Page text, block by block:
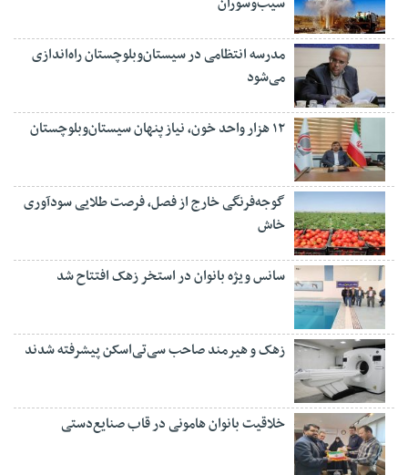
مدرسه انتظامی در سیستان‌وبلوچستان راه‌اندازی
می‌شود
۱۲ هزار واحد خون، نیاز پنهان سیستان‌وبلوچستان
گوجه‌فرنگی خارج از فصل، فرصت طلایی سودآوری
خاش
سانس ویژه بانوان در استخر زهک افتتاح شد
زهک و هیرمند صاحب سی‌تی‌اسکن پیشرفته شدند
خلاقیت بانوان هامونی در قاب صنایع‌دستی